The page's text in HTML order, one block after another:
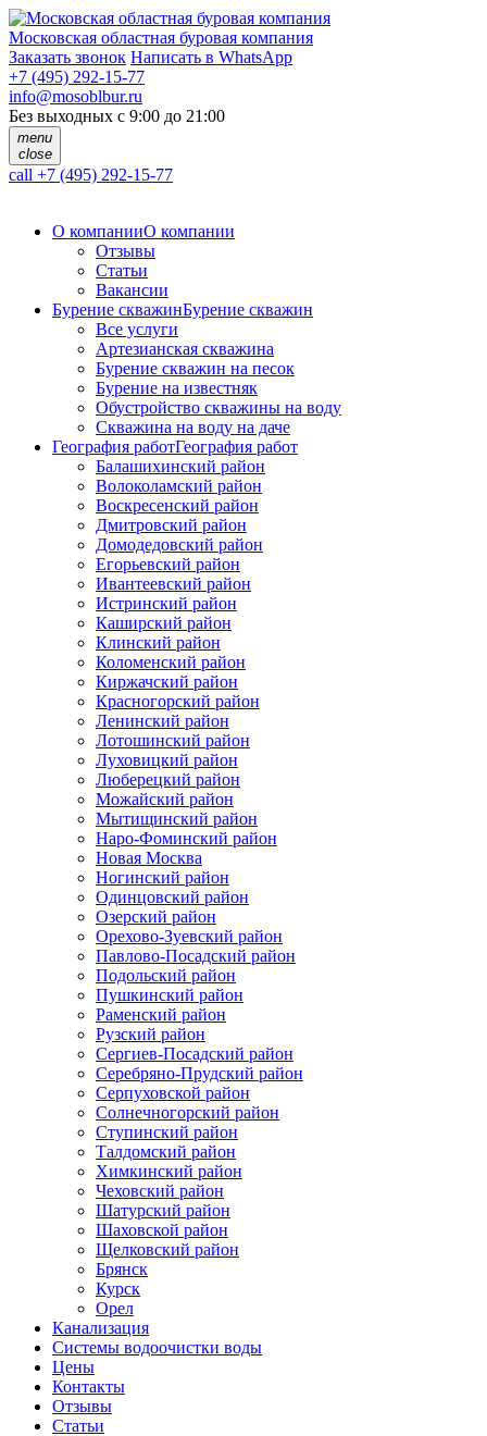
Московская областная буровая компания
Заказать звонок Написать в WhatsApp
+7 (495) 292-15-77
info@mosoblbur.ru
Без выходных с 9:00 до 21:00
menu
close
call +7 (495) 292-15-77
О компанииО компании
Отзывы
Статьи
Вакансии
Бурение скважинБурение скважин
Все услуги
Артезианская скважина
Бурение скважин на песок
Бурение на известняк
Обустройство скважины на воду
Скважина на воду на даче
География работГеография работ
Балашихинский район
Волоколамский район
Воскресенский район
Дмитровский район
Домодедовский район
Егорьевский район
Ивантеевский район
Истринский район
Каширский район
Клинский район
Коломенский район
Киржачский район
Красногорский район
Ленинский район
Лотошинский район
Луховицкий район
Люберецкий район
Можайский район
Мытищинский район
Наро-Фоминский район
Новая Москва
Ногинский район
Одинцовский район
Озерский район
Орехово-Зуевский район
Павлово-Посадский район
Подольский район
Пушкинский район
Раменский район
Рузский район
Сергиев-Посадский район
Серебряно-Прудский район
Серпуховской район
Солнечногорский район
Ступинский район
Талдомский район
Химкинский район
Чеховский район
Шатурский район
Шаховской район
Щелковский район
Брянск
Курск
Орел
Канализация
Системы водоочистки воды
Цены
Контакты
Отзывы
Статьи